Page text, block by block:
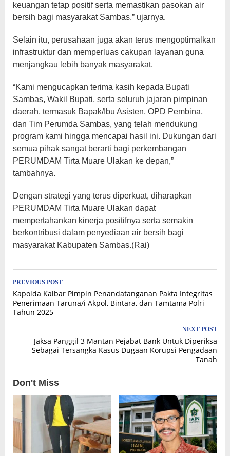
keuangan tetap positif serta memastikan pasokan air
bersih bagi masyarakat Sambas,” ujarnya.
Selain itu, perusahaan juga akan terus mengoptimalkan
infrastruktur dan memperluas cakupan layanan guna
menjangkau lebih banyak masyarakat.
“Kami mengucapkan terima kasih kepada Bupati
Sambas, Wakil Bupati, serta seluruh jajaran pimpinan
daerah, termasuk Bapak/Ibu Asisten, OPD Pembina,
dan Tim Perumda Sambas, yang telah mendukung
program kami hingga mencapai hasil ini. Dukungan dari
semua pihak sangat berarti bagi perkembangan
PERUMDAM Tirta Muare Ulakan ke depan,”
tambahnya.
Dengan strategi yang terus diperkuat, diharapkan
PERUMDAM Tirta Muare Ulakan dapat
mempertahankan kinerja positifnya serta semakin
berkontribusi dalam penyediaan air bersih bagi
masyarakat Kabupaten Sambas.(Rai)
Post
navigation
PREVIOUS POST
Kapolda Kalbar Pimpin Penandatanganan Pakta Integritas
Penerimaan Taruna/i Akpol, Bintara, dan Tamtama Polri
Tahun 2025
NEXT POST
Jaksa Panggil 3 Mantan Pejabat Bank Untuk Diperiksa
Sebagai Tersangka Kasus Dugaan Korupsi Pengadaan
Tanah
Don't Miss